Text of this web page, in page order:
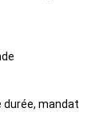
durée, mandat